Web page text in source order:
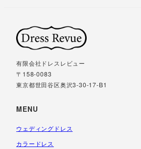
有限会社ドレスレビュー
〒158-0083
東京都世田谷区奥沢3-30-17-B1
MENU
ウェディングドレス
カラードレス